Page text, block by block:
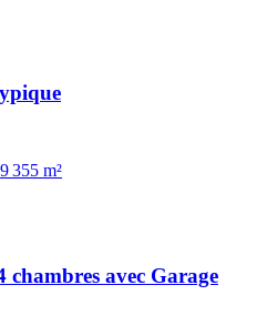
9 355 m²
chambres avec Garage